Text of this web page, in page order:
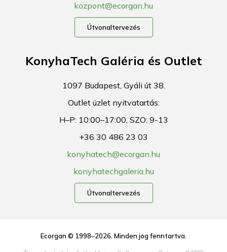
kozpont@ecorgan.hu
Útvonaltervezés
KonyhaTech Galéria és Outlet
1097 Budapest, Gyáli út 38.
Outlet üzlet nyitvatartás:
H–P: 10:00–17:00, SZO: 9-13
+36 30 486 23 03
konyhatech@ecorgan.hu
konyhatechgaleria.hu
Útvonaltervezés
Ecorgan © 1998–2026. Minden jog fenntartva.